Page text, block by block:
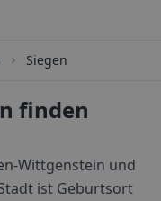
Siegen
finden
Wittgenstein und
ist Geburtsort